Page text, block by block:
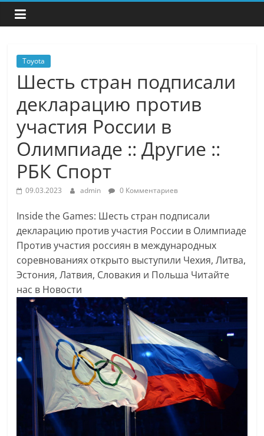
Toyota
Шесть стран подписали
декларацию против
участия России в
Олимпиаде :: Другие ::
РБК Спорт
09.03.2023 admin 0 Комментариев
Inside the Games: Шесть стран подписали
декларацию против участия России в Олимпиаде
Против участия россиян в международных
соревнованиях открыто выступили Чехия, Литва,
Эстония, Латвия, Словакия и Польша Читайте
нас в Новости